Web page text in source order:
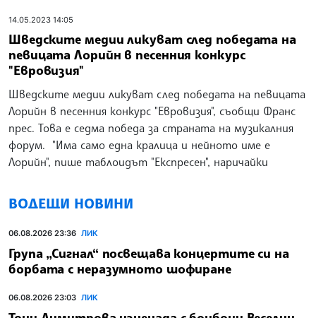
14.05.2023 14:05
Шведските медии ликуват след победата на
певицата Лорийн в песенния конкурс
"Евровизия"
Шведските медии ликуват след победата на певицата
Лорийн в песенния конкурс "Евровизия", съобщи Франс
прес. Това е седма победа за страната на музикалния
форум. "Има само една кралица и нейното име е
Лорийн", пише таблоидът "Експресен", наричайки
ВОДЕЩИ НОВИНИ
06.08.2026 23:36 ЛИК
Група „Сигнал“ посвещава концертите си на
борбата с неразумното шофиране
06.08.2026 23:03 ЛИК